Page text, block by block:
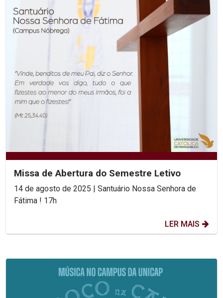
Missa de Abertura do Semestre Letivo
14 de agosto de 2025 | Santuário Nossa Senhora de
Fátima ! 17h
LER MAIS